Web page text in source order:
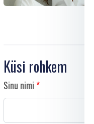
Küsi rohkem
Sinu nimi